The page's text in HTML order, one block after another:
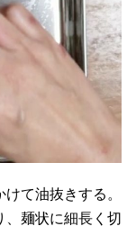
て油抜きする。
、麺状に細長く切